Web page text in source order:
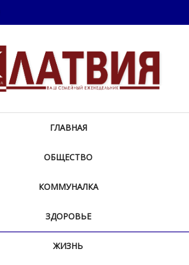
ГЛАВНАЯ
ОБЩЕСТВО
КОММУНАЛКА
ЗДОРОВЬЕ
ЖИЗНЬ